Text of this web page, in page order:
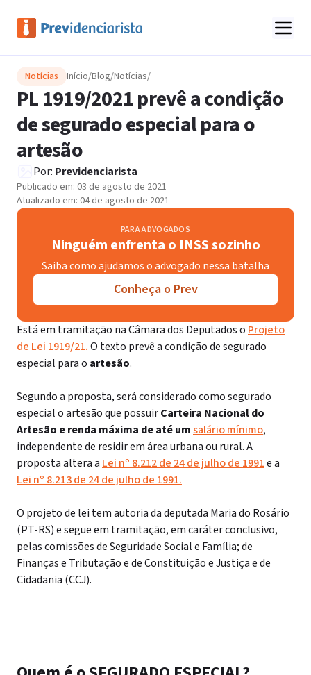
Notícias Início/Blog/Notícias/
PL 1919/2021 prevê a condição
de segurado especial para o
artesão
Por: Previdenciarista
Publicado em: 03 de agosto de 2021
Atualizado em: 04 de agosto de 2021
PARA ADVOGADOS
Ninguém enfrenta o INSS sozinho
Saiba como ajudamos o advogado nessa batalha
Conheça o Prev
Está em tramitação na Câmara dos Deputados o Projeto
de Lei 1919/21.O texto prevê a condição de segurado
especial para o artesão.
Segundo a proposta, será considerado como segurado
especial o artesão que possuirCarteira Nacional do
Artesão e renda máxima de até umsalário mínimo,
independente de residir em área urbana ou rural. A
proposta altera a Lei nº 8.212 de 24 de julho de 1991e a
Lei nº 8.213 de 24 de julho de 1991.
O projeto de lei tem autoria da deputada Maria do Rosário
(PT-RS) e segue em tramitação, emcaráter conclusivo,
pelas comissões de Seguridade Social e Família; de
Finanças e Tributação e de Constituição e Justiça e de
Cidadania (CCJ).